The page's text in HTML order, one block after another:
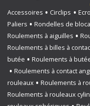
Accessoires Circlips
Paliers
Rondelles de
Roulements à aiguilles
Roulements à billes à
butée
Roulements à
Roulements à contact
rouleaux
Roulements à
Roulements à rouleaux